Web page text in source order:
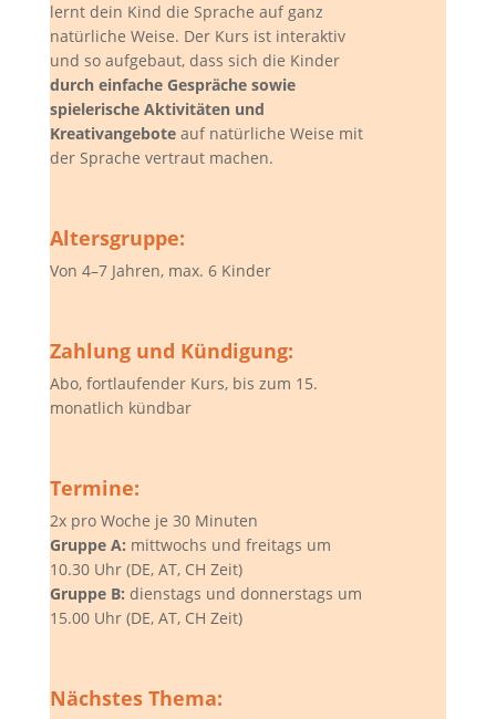
lernt dein Kind die Sprache auf ganz
natürliche Weise. Der Kurs ist interaktiv
und so aufgebaut, dass sich die Kinder
durch einfache Gespräche sowie
spielerische Aktivitäten und
Kreativangeboteauf natürliche Weise mit
der Sprache vertraut machen.
Altersgruppe:
Von 4–7 Jahren, max. 6 Kinder
Zahlung und Kündigung:
Abo, fortlaufender Kurs,bis zum 15.
monatlich kündbar
Termine:
2x pro Woche je 30 Minuten
Gruppe A: mittwochs und freitags um
10.30 Uhr (DE, AT, CH Zeit)
Gruppe B: dienstags und donnerstags um
15.00 Uhr (DE, AT, CH Zeit)
Nächstes Thema: